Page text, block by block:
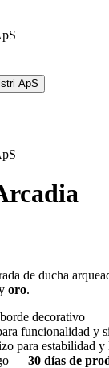
de ducha
oro.
decorativo
funcionalidad y
para estabilidad
— 30 días de